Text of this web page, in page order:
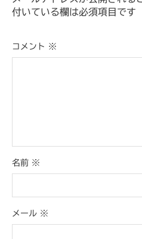
付いている欄は必須項目です
コメント ※
名前 ※
メール ※